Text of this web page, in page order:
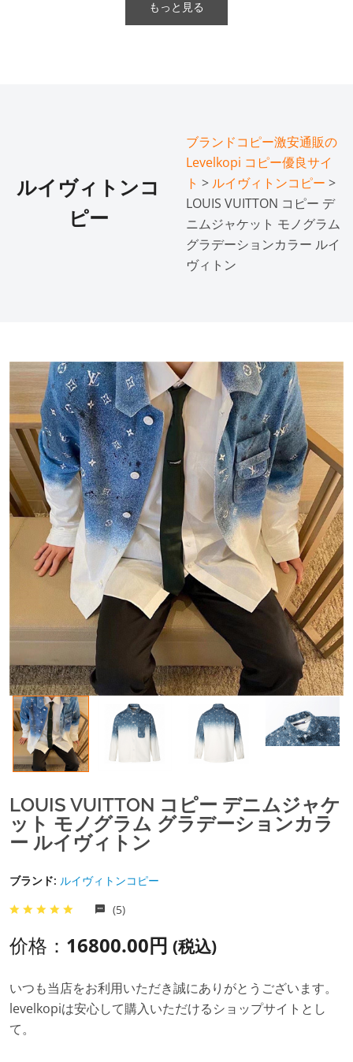
もっと見る
ルイヴィトンコ
ピー
ブランドコピー激安通販の
Levelkopi コピー優良サイ
ト > ルイヴィトンコピー >
LOUIS VUITTON コピー デ
ニムジャケット モノグラム
グラデーションカラー ルイ
ヴィトン
LOUIS VUITTON コピー デニムジャケ
ット モノグラム グラデーションカラ
ー ルイヴィトン
ブランド: ルイヴィトンコピー
(5)
价格： 16800.00円 (税込)
いつも当店をお利用いただき誠にありがとうございます。
levelkopiは安心して購入いただけるショップサイトとし
て。